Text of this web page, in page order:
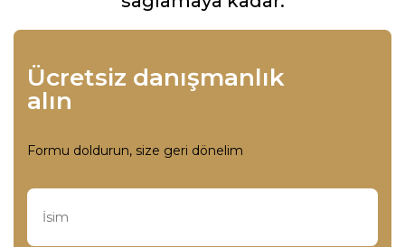
Ücretsiz danışmanlık
alın
Formu doldurun, size geri dönelim